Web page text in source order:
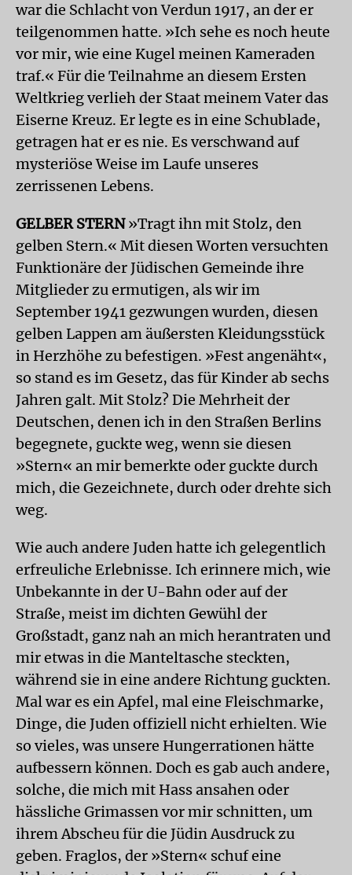
war die Schlacht von Verdun 1917, an der er
teilgenommen hatte. »Ich sehe es noch heute
vor mir, wie eine Kugel meinen Kameraden
traf.« Für die Teilnahme an diesem Ersten
Weltkrieg verlieh der Staat meinem Vater das
Eiserne Kreuz. Er legte es in eine Schublade,
getragen hat er es nie. Es verschwand auf
mysteriöse Weise im Laufe unseres
zerrissenen Lebens.
GELBER STERN»Tragt ihn mit Stolz, den
gelben Stern.« Mit diesen Worten versuchten
Funktionäre der Jüdischen Gemeinde ihre
Mitglieder zu ermutigen, als wir im
September 1941 gezwungen wurden, diesen
gelben Lappen am äußersten Kleidungsstück
in Herzhöhe zu befestigen. »Fest angenäht«,
so stand es im Gesetz, das für Kinder ab sechs
Jahren galt. Mit Stolz? Die Mehrheit der
Deutschen, denen ich in den Straßen Berlins
begegnete, guckte weg, wenn sie diesen
»Stern« an mir bemerkte oder guckte durch
mich, die Gezeichnete, durch oder drehte sich
weg.
Wie auch andere Juden hatte ich gelegentlich
erfreuliche Erlebnisse. Ich erinnere mich, wie
Unbekannte in der U-Bahn oder auf der
Straße, meist im dichten Gewühl der
Großstadt, ganz nah an mich herantraten und
mir etwas in die Manteltasche steckten,
während sie in eine andere Richtung guckten.
Mal war es ein Apfel, mal eine Fleischmarke,
Dinge, die Juden offiziell nicht erhielten. Wie
so vieles, was unsere Hungerrationen hätte
aufbessern können. Doch es gab auch andere,
solche, die mich mit Hass ansahen oder
hässliche Grimassen vor mir schnitten, um
ihrem Abscheu für die Jüdin Ausdruck zu
geben. Fraglos, der »Stern« schuf eine